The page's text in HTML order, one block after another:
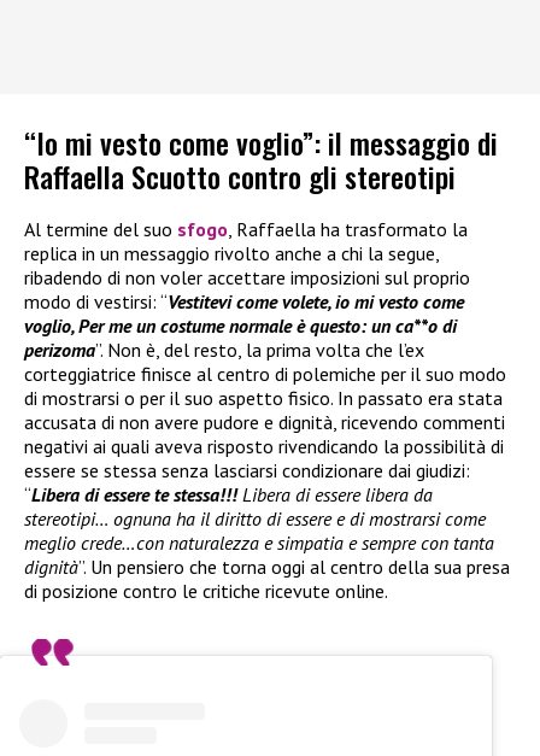
“Io mi vesto come voglio”: il messaggio di
Raffaella Scuotto contro gli stereotipi
Al termine del suo sfogo, Raffaella ha trasformato la
replica in un messaggio rivolto anche a chi la segue,
ribadendo di non voler accettare imposizioni sul proprio
modo di vestirsi: “Vestitevi come volete, io mi vesto come
voglio, Per me un costume normale è questo: un ca**o di
perizoma”. Non è, del resto, la prima volta che l’ex
corteggiatrice finisce al centro di polemiche per il suo modo
di mostrarsi o per il suo aspetto fisico. In passato era stata
accusata di non avere pudore e dignità, ricevendo commenti
negativi ai quali aveva risposto rivendicando la possibilità di
essere se stessa senza lasciarsi condizionare dai giudizi:
“Libera di essere te stessa!!!Libera di essere libera da
stereotipi… ognuna ha il diritto di essere e di mostrarsi come
meglio crede…con naturalezza e simpatia e sempre con tanta
dignità”. Un pensiero che torna oggi al centro della sua presa
di posizione contro le critiche ricevute online.